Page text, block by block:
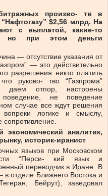
произво- тв в
$2,56 млрд. На
с выплатой, какие-то
но при этом деньги
— отсутствие указания от
— это действительно
разрешения никто платить
руково- тво “Газпрома”
даем отпор, настроены
не поведение
случае все ждут решения
логике и смыслу,
сопротивление.
экономический аналитик,
историк-иранист
языков при Московском
“Перси- кий язык и
переводчик в Иране. В
отделе Ближнего Востока и
Бейрут), заведовал